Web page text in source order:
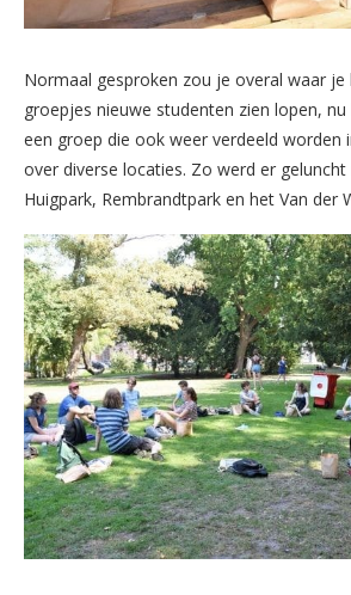
Normaal gesproken zou je overal waar je
groepjes nieuwe studenten zien lopen,
een groep die ook weer verdeeld worden
over diverse locaties. Zo werd er
Huigpark, Rembrandtpark en het Van der